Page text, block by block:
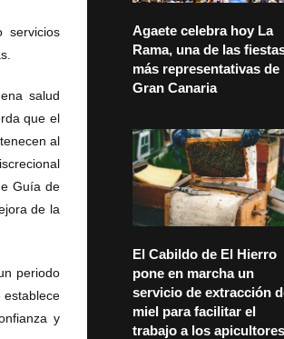
servicios
salud
que el
al
Guía de
de la
periodo
establece
y
Agaete celebra hoy La
Rama, una de las
más representativas de
Gran Canaria
El Cabildo de El Hierro
pone en marcha un
servicio de extracción
miel para facilitar el
trabajo a los apicultores